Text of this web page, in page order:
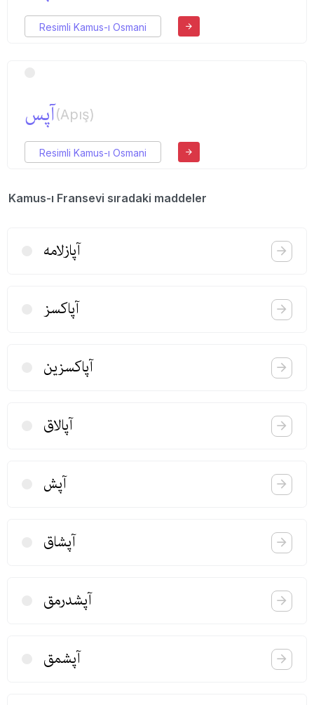
Resimli Kamus-ı Osmani
آپس(Apış)
Resimli Kamus-ı Osmani
Kamus-ı Fransevi sıradaki maddeler
آپازلامه
آپاكسز
آپاكسزین
آپالاق
آپش
آپشاق
آپشدرمق
آپشمق